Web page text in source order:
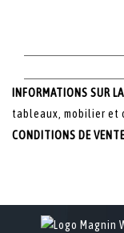
INFORMATIONS SUR
tableaux, mobilier et
CONDITIONS DE